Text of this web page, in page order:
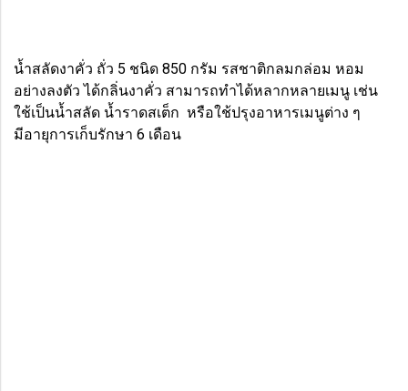
น้ำสลัดงาคั่ว ถั่ว 5 ชนิด 850 กรัม รสชาติกลมกล่อม หอม
อย่างลงตัว ได้กลิ่นงาคั่ว สามารถทำได้หลากหลายเมนู เช่น
ใช้เป็นน้ำสลัด น้ำราดสเต็ก หรือใช้ปรุงอาหารเมนูต่าง ๆ
มีอายุการเก็บรักษา 6 เดือน